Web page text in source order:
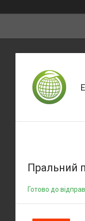
Пральний
Готово до